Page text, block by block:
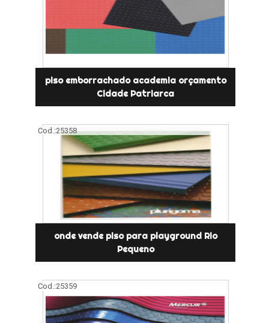
piso emborrachado academia orçamento
Cidade Patriarca
Cod.:25358
onde vende piso para playground Rio
Pequeno
Cod.:25359